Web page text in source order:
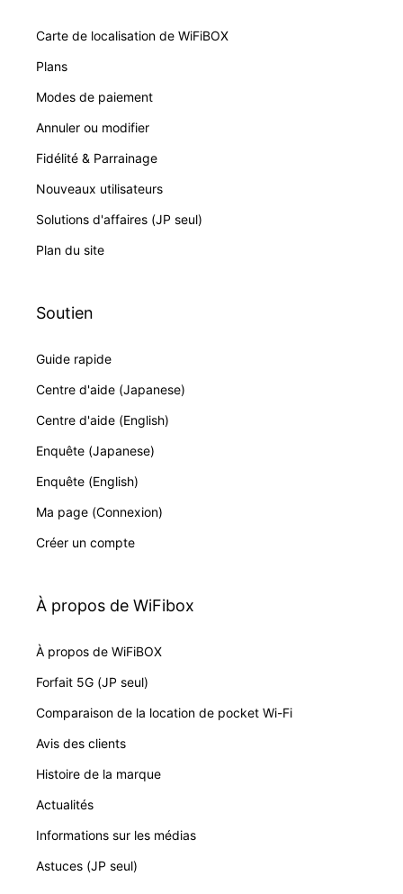
Carte de localisation de WiFiBOX
Plans
Modes de paiement
Annuler ou modifier
Fidélité & Parrainage
Nouveaux utilisateurs
Solutions d'affaires (JP seul)
Plan du site
Soutien
Guide rapide
Centre d'aide (Japanese)
Centre d'aide (English)
Enquête (Japanese)
Enquête (English)
Ma page (Connexion)
Créer un compte
À propos de WiFibox
À propos de WiFiBOX
Forfait 5G (JP seul)
Comparaison de la location de pocket Wi-Fi
Avis des clients
Histoire de la marque
Actualités
Informations sur les médias
Astuces (JP seul)